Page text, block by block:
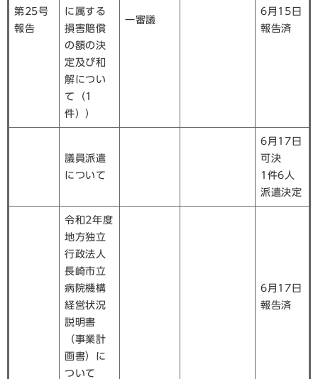
第25号
報告
に属する
損害賠償
の額の決
定及び和
解につい
て（1
件））
一審議
6月15日
報告済
議員派遣
について
6月17日
可決
1件6人
派遣決定
令和2年度
地方独立
行政法人
長崎市立
病院機構
経営状況
説明書
（事業計
画書）に
ついて
6月17日
報告済